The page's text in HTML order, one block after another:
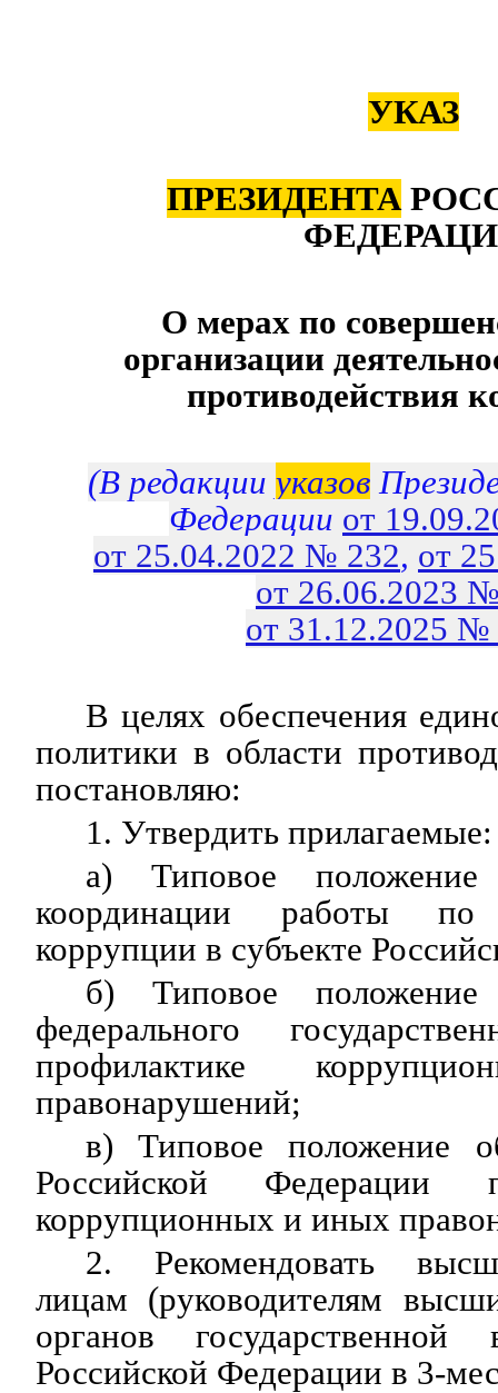
УКАЗ
ПРЕЗИДЕНТА
О мерах по
организации
противодействия
(В редакции указов
Федерации от
от 25.04.2022 № 232, от
от 26.06.2023
от 31.12.2025 №
В целях обеспечения
политики в области
постановляю:
1. Утвердить прилагаемые:
а) Типовое
координации работы по
коррупции в субъекте
б) Типовое положение
федерального
профилактике
правонарушений;
в) Типовое положение
Российской Федерации
коррупционных и иных
2. Рекомендовать
лицам (руководителям
органов государственной
Российской Федерации в 3-